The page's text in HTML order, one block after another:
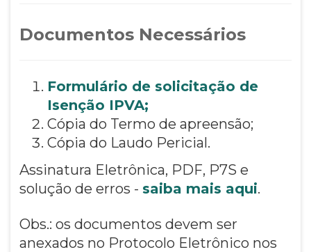
Documentos Necessários
Formulário de solicitação de
Isenção IPVA;
Cópia do Termo de apreensão;
Cópia do Laudo Pericial.
Assinatura Eletrônica, PDF, P7S e
solução de erros - saiba mais aqui.
Obs.: os documentos devem ser
anexados no Protocolo Eletrônico nos